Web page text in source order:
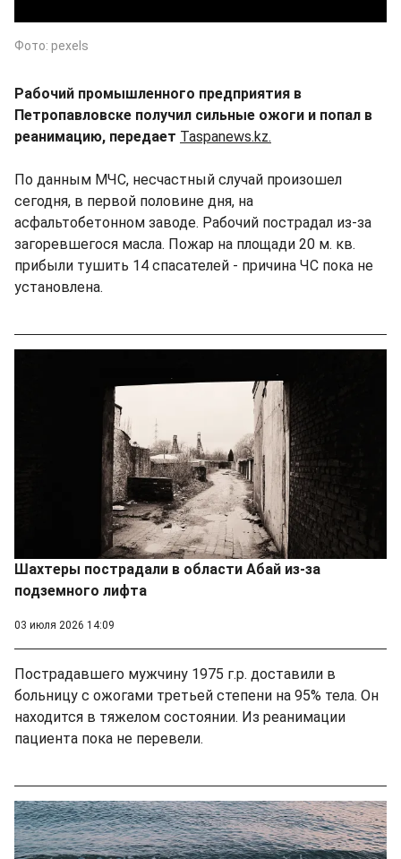
Фото: pexels
Рабочий промышленного предприятия в
Петропавловске получил сильные ожоги и попал в
реанимацию, передает Taspanews.kz.
По данным МЧС, несчастный случай произошел
сегодня, в первой половине дня, на
асфальтобетонном заводе. Рабочий пострадал из-за
загоревшегося масла. Пожар на площади 20 м. кв.
прибыли тушить 14 спасателей - причина ЧС пока не
установлена.
Шахтеры пострадали в области Абай из-за
подземного лифта
03 июля 2026 14:09
Пострадавшего мужчину 1975 г.р. доставили в
больницу с ожогами третьей степени на 95% тела. Он
находится в тяжелом состоянии. Из реанимации
пациента пока не перевели.